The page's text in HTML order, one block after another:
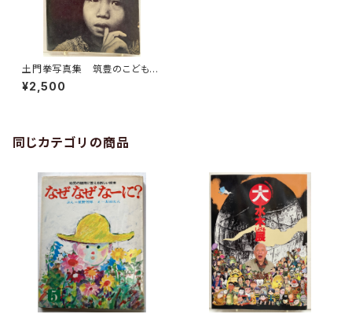
土門拳写真集 筑豊のこどもた
ち 1960年 ３刷 パトリア書
店
¥2,500
同じカテゴリの商品